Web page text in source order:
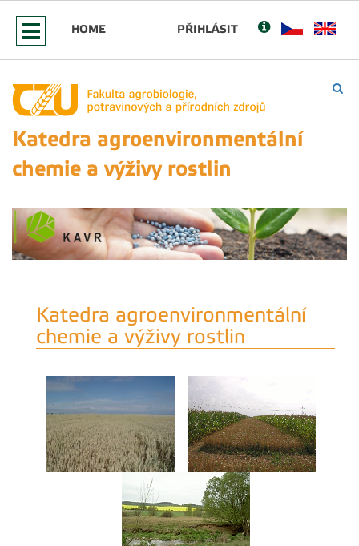
HOME PŘIHLÁSIT
Katedra agroenvironmentální
chemie a výživy rostlin
Katedra agroenvironmentální
chemie a výživy rostlin